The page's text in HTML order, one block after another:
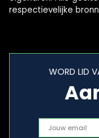
respectievelijke
WORD LID